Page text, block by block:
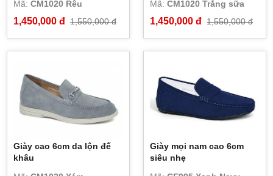
Mã:CM1020 Rêu
1,450,000 đ 1,550,000 đ
Mã:CM1020 Trắng sữa
1,450,000 đ 1,550,000 đ
Giày cao 6cm da lộn đế
khâu
Giày mọi nam cao 6cm
siêu nhẹ